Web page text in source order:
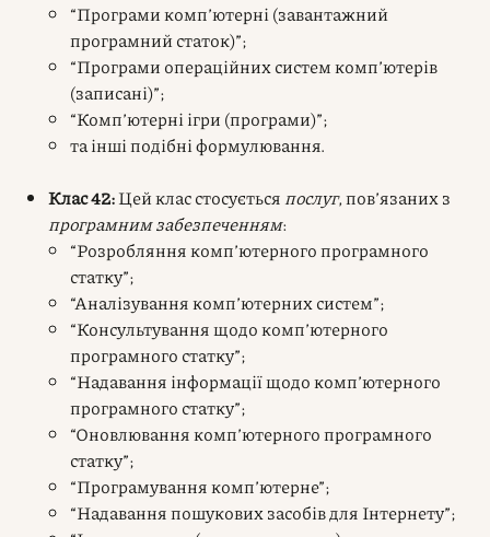
“Програми комп’ютерні (завантажний
програмний статок)”;
“Програми операційних систем комп’ютерів
(записані)”;
“Комп’ютерні ігри (програми)”;
та інші подібні формулювання.
Клас 42:Цей клас стосується послуг, пов’язаних з
програмним забезпеченням:
“Розробляння комп’ютерного програмного
статку”;
“Аналізування комп’ютерних систем”;
“Консультування щодо комп’ютерного
програмного статку”;
“Надавання інформації щодо комп’ютерного
програмного статку”;
“Оновлювання комп’ютерного програмного
статку”;
“Програмування комп’ютерне”;
“Надавання пошукових засобів для Інтернету”;